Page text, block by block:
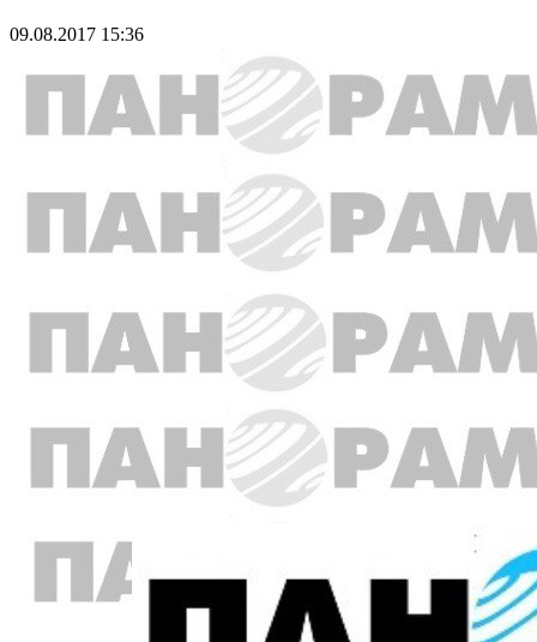
09.08.2017 15:36